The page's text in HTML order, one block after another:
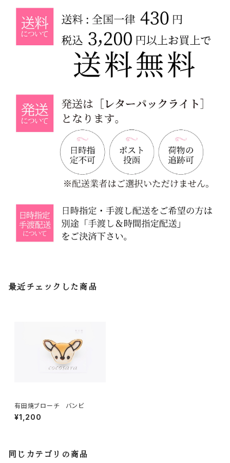
最近チェックした商品
有田焼ブローチ バンビ
¥1,200
同じカテゴリの商品